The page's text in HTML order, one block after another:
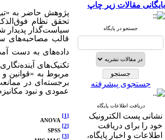
بایگانی مقالات زیر چاپ
جستجو در پایگاه
جستجوی پیشرفته
دریافت اطلاعات پایگاه
نشانی پست الکترونیک
خود را برای دریافت
اطلاعات و اخبار پایگاه،
پژوهش حاضر به
تحقق نظام
سیاست‌گذار
داده‌های به دست
تکنیک‌های
مربوط به «قوانین
برجسته‌ای در
عمودی و نبود
[1]
[2]
[3]